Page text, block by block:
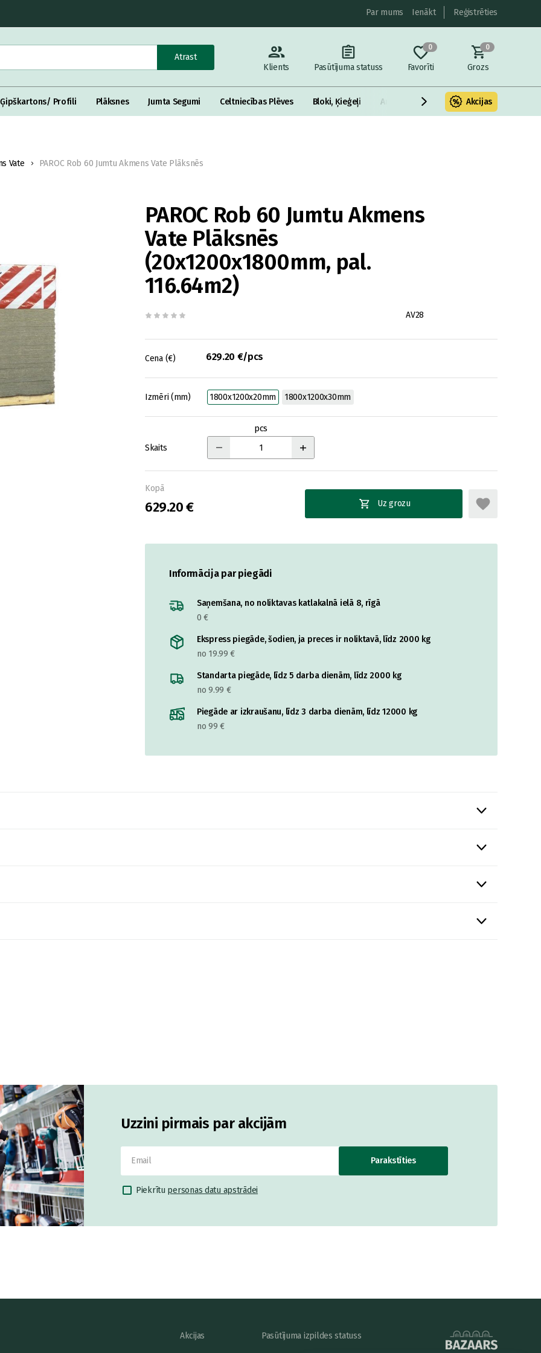
Par mums Ienākt Reģistrēties
Atrast
Klients
Pasūtījuma statuss
0
Favorīti
0
Grozs
Ģipškartons/ Profili Plāksnes Jumta Segumi Celtniecības Plēves Bloki, Ķieģeļi Armatūra un metāls Fasādes
Akcijas
Vate PAROC Rob 60 Jumtu Akmens Vate Plāksnēs
PAROC Rob 60 Jumtu Akmens
Vate Plāksnēs
(20x1200x1800mm, pal.
116.64m2)
AV28
Cena (€) 629.20 €/pcs
Izmēri (mm) 1800x1200x20mm 1800x1200x30mm
Skaits
pcs
Kopā
629.20 € Uz grozu
Informācija par piegādi
Saņemšana, no noliktavas katlakalnā ielā 8, rīgā
0 €
Ekspress piegāde, šodien, ja preces ir noliktavā, līdz 2000 kg
no 19.99 €
Standarta piegāde, līdz 5 darba dienām, līdz 2000 kg
no 9.99 €
Piegāde ar izkraušanu, līdz 3 darba dienām, līdz 12000 kg
no 99 €
Uzzini pirmais par akcijām
Parakstīties
Piekrītu personas datu apstrādei
Akcijas Pasūtījuma izpildes statuss